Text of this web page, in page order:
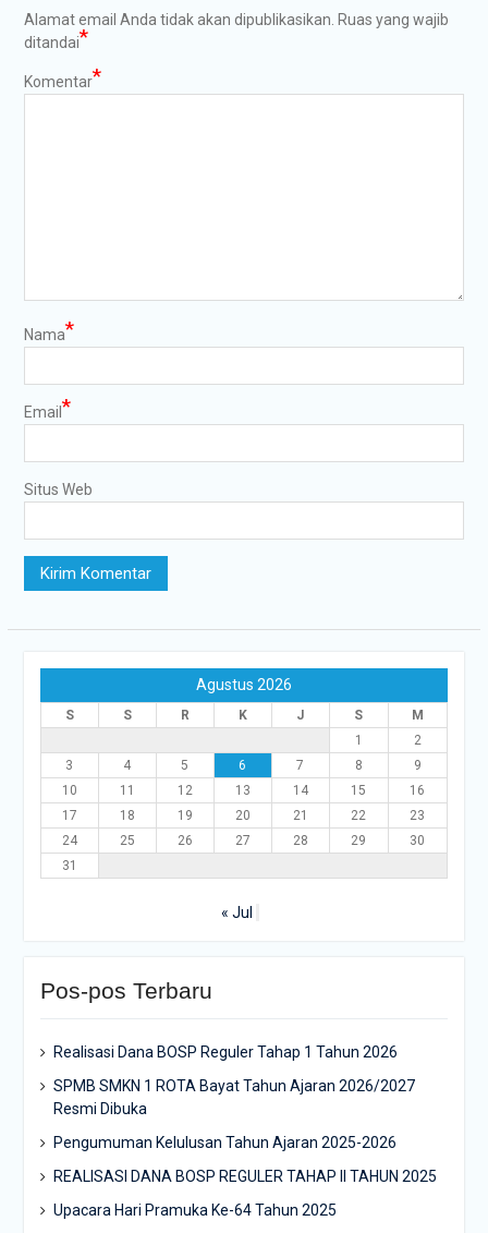
Alamat email Anda tidak akan dipublikasikan. Ruas yang wajib
ditandai*
Komentar*
Nama*
Email *
Situs Web
Agustus 2026
S S R K J S
M
1
2
3
4 5 6 7 8
9
10
11 12 13 14 15
16
17
18 19 20 21 22
23
24
25 26 27 28 29
30
31
« Jul
Pos-pos Terbaru
Realisasi Dana BOSP Reguler Tahap 1 Tahun 2026
SPMB SMKN 1 ROTA Bayat Tahun Ajaran 2026/2027
Resmi Dibuka
Pengumuman Kelulusan Tahun Ajaran 2025-2026
REALISASI DANA BOSP REGULER TAHAP II TAHUN 2025
Upacara Hari Pramuka Ke-64 Tahun 2025